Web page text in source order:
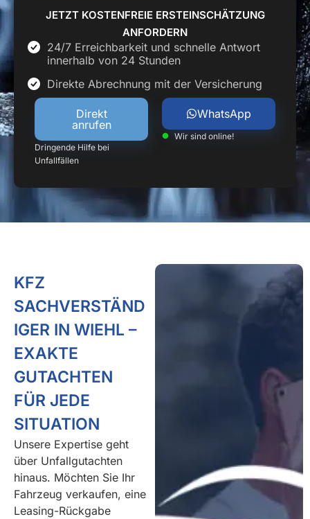
JETZT KOSTENFREIE ERSTEINSCHÄTZUNG
ANFORDERN
24/7 Erreichbarkeit und schnelle Antwort
innerhalb von 24 Stunden
Direkte Abrechnung mit der Versicherung
Direkt
anrufen
Dringende Hilfe bei
Unfallfällen
WhatsApp
Wir sind online!
KFZ
SACHVERSTÄND
IGER IN WIEHL –
EXAKTE
GUTACHTEN
FÜR JEDE
SITUATION
Unsere Expertise geht
über Unfallgutachten
hinaus. Möchten Sie Ihr
Fahrzeug verkaufen, eine
Leasing-Rückgabe